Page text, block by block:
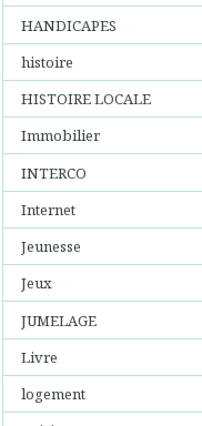
HANDICAPES
histoire
HISTOIRE LOCALE
Immobilier
INTERCO
Internet
Jeunesse
Jeux
JUMELAGE
Livre
logement